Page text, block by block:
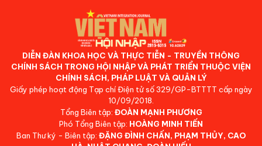
DIỄN ĐÀN KHOA HỌC VÀ THỰC TIỄN - TRUYỀN THÔNG
CHÍNH SÁCH TRONG HỘI NHẬP VÀ PHÁT TRIỂN THUỘC VIỆN
CHÍNH SÁCH, PHÁP LUẬT VÀ QUẢN LÝ
Giấy phép hoạt động Tạp chí Điện tử số 329/GP-BTTTT cấp ngày
10/09/2018.
Tổng Biên tập: ĐOÀN MẠNH PHƯƠNG
Phó Tổng Biên tập: HOÀNG MINH TIẾN
Ban Thư ký - Biên tập: ĐẶNG ĐÌNH CHẤN, PHẠM THỦY, CAO